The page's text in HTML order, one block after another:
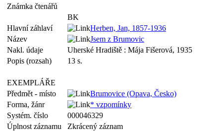
Známka čtenářů
BK
Hlavní záhlaví
Herben, Jan, 1857-1936
Název
Jsem z Brumovic
Nakl. údaje
Uherské Hradiště : Mája Fišerová, 1935
Popis (rozsah)
13 s.
EXEMPLÁŘE
Předmět - místo
Brumovice (Opava, Česko)
Forma, žánr
* vzpomínky
Systém. číslo
000046329
Úplnost záznamu
Zkrácený záznam